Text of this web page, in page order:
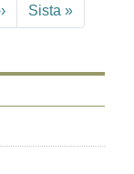
sida
Sista sidan
Sista »